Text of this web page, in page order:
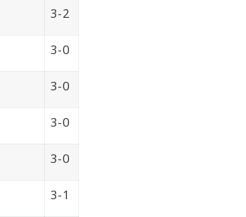
3-2
3-0
3-0
3-0
3-0
3-1